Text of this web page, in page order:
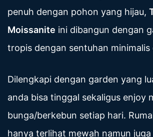
penuh dengan pohon yang hijau,
Moissanite ini dibangun dengan
tropis dengan sentuhan minimalis
Dilengkapi dengan garden yang
anda bisa tinggal sekaligus enjoy
bunga/berkebun setiap hari.
hanya terlihat mewah namun